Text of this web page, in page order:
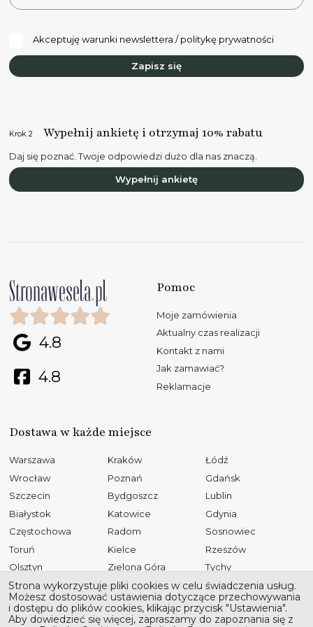
Akceptuję warunki newslettera / politykę prywatności
Zapisz się
Krok 2 Wypełnij ankietę i otrzymaj 10% rabatu
Daj się poznać. Twoje odpowiedzi dużo dla nas znaczą.
Wypełnij ankietę
4.8
4.8
Pomoc
Moje zamówienia
Aktualny czas realizacji
Kontakt z nami
Jak zamawiać?
Reklamacje
Dostawa w każde miejsce
Warszawa Kraków
Łódź
Wrocław
Poznań
Gdańsk
Szczecin
Bydgoszcz
Lublin
Białystok
Katowice
Gdynia
Częstochowa
Radom
Sosnowiec
Toruń
Kielce
Rzeszów
Olsztyn
Zielona Góra
Tychy
Opole
Gliwice
Płock
Bielsko-Biała
Elbląg
Ruda Śląska
Rybnik
Tarnów Kalisz
Strona wykorzystuje pliki cookies w celu świadczenia usług.
Możesz dostosować ustawienia dotyczące przechowywania
i dostępu do plików cookies, klikając przycisk "Ustawienia".
Aby dowiedzieć się więcej, zapraszamy do zapoznania się z